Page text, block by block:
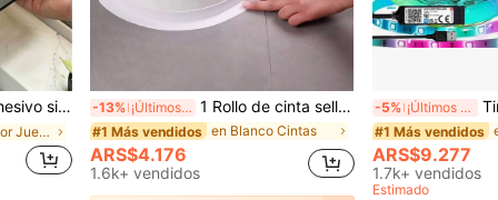
para champú de baño, estante accesorio de decoración de baño
en Multicolor Juegos de accesorios de baño
-13% ¡Últimos 3 días 1 Rollo de cinta selladora autoadhesiva de PVC resistente al moho, cinta selladora impermeable y antihumedad, adhesivo acrílico duradero, adecuado para bañera, inodoro, fregadero de cocina, sellado de manchas en la pared
#1 Más vendidos en Blanco Cintas
ARS$4.176
1.6k+ vendidos
-5% ¡Últimos 3 días Tira de luces LED USB
#1 Más vendidos
ARS$9.277
1.7k+ vendidos
Estimado